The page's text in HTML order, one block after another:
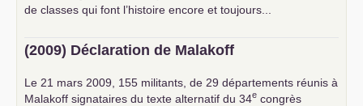
de classes qui font l’histoire encore et toujours...
(2009) Déclaration de Malakoff
Le 21 mars 2009, 155 militants, de 29 départements réunis à
Malakoff signataires du texte alternatif du 34e congrès